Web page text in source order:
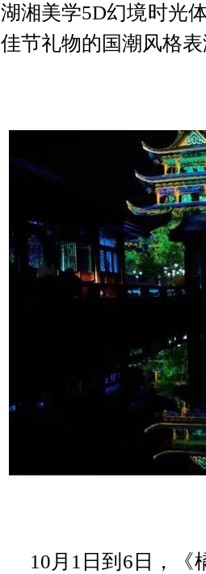
湖湘美学5D幻境时光
佳节礼物的国潮风格
10月1日到6日，《